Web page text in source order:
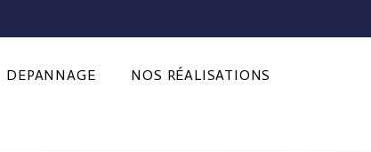
DEPANNAGE NOS RÉALISATIONS